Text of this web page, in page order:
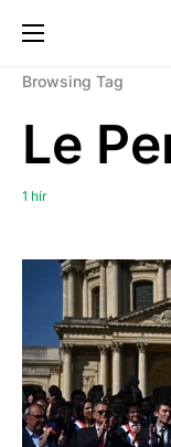
Browsing Tag
Le
1 hír